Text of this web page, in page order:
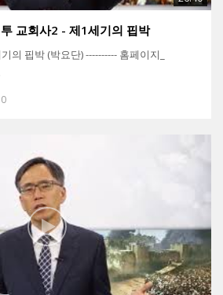
교회사2 - 제1세기의 핍박
의 핍박 (박요단) ---------- 홈페이지_
0